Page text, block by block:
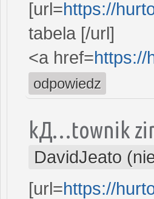
[url=https://
tabela [/url]
<a href=https://
odpowiedz
kД…townik
DavidJeato
[url=https://